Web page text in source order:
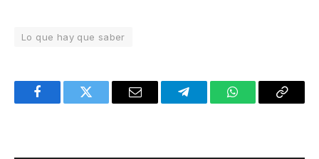
Lo que hay que saber
FacebookTwitter Email TelegramWhatsAppCopy